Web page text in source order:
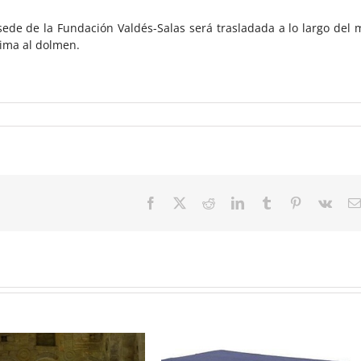
de la Fundación Valdés-Salas será trasladada a lo largo del
al dolmen.
Facebook
TwitterRedditLinkedInTumblr Pinterest
Vk